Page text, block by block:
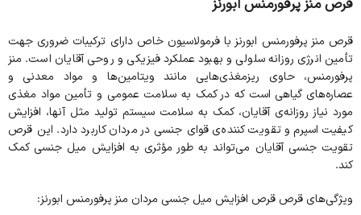
قرص منز پرفورمنس ابورنز
قرص منز پرفورمنس ابورنز با فرمولاسیون خاص دارای ترکیبات ضروری جهت
تأمین انرژی روزانه سلولی و بهبود عملکرد فیزیکی و روحی آقایان است. منز
پرفورمنس، حاوی ریزمغذی‌هایی مانند ویتامین‌ها و مواد معدنی و
عصاره‌های گیاهی است که در کمک به سلامت عمومی و تأمین مواد مغذی
مورد نیاز روزانه‌ی آقایان، کمک به سلامت سیستم تولید مثل آنها، افزایش
کیفیت اسپرم و تقویت کننده‌ی قوای جنسی در مردان کاربرد دارد. این قرص
تقویت جنسی آقایان می‌تواند به طور مؤثری به افزایش میل جنسی کمک
کند.
ویژگی‌های قرص قرص افزایش میل جنسی مردان منز پرفورمنس ابورنز: